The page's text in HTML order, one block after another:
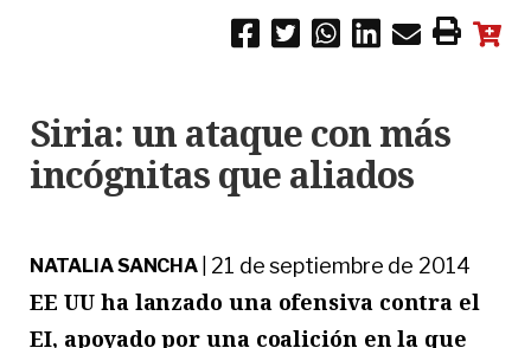
Siria: un ataque con más
incógnitas que aliados
NATALIA SANCHA 21 de septiembre de 2014
EE UU ha lanzado una ofensiva contra el
EI, apoyado por una coalición en la que